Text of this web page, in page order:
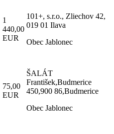
1
440,00
EUR
101+, s.r.o., Zliechov 42,
019 01 Ilava
Obec Jablonec
75,00
EUR
ŠALÁT
František,Budmerice
450,900 86,Budmerice
Obec Jablonec